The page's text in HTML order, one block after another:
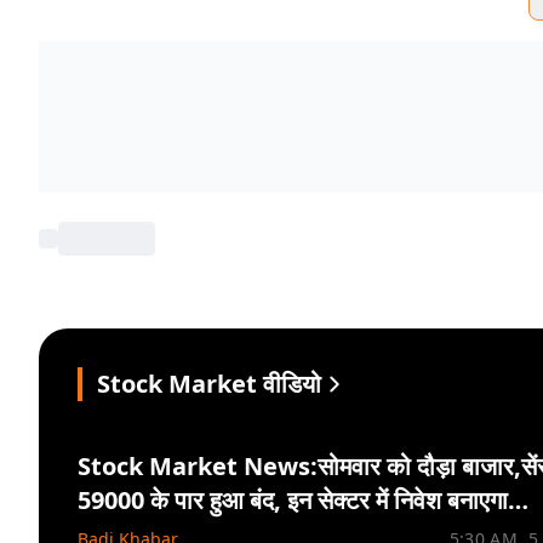
Stock Market वीडियो
Stock Market News:सोमवार को दौड़ा
59000 के पार हुआ बंद, इन सेक्टर में निवेश बनाएगा
मालामाल